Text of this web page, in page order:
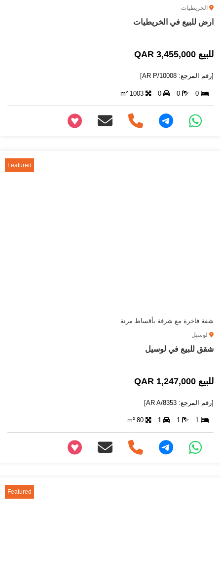
الخريطيات
ارض للبيع في الخريطيات
للبيع 3,455,000 QAR
[رقم المرجع: AR P/10008]
0
0
0
1003 m²
Featured
شقة فاخرة مع شرفة بأقساط مرنة
لوسيل
شقق للبيع في لوسيل
للبيع 1,247,000 QAR
[رقم المرجع: AR A/8353]
1
1
1
80 m²
Featured